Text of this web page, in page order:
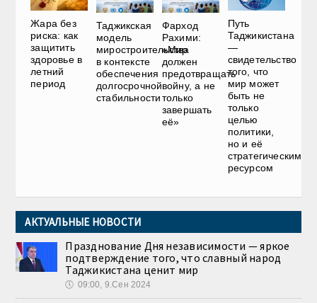
Жара без
риска: как
защитить
здоровье в
летний
период
Таджикская
модель
миростроительства
в контексте
обеспечения
долгосрочной
стабильности
Фарход
Рахими:
«Мир
должен
предотвращать
войну, а не
только
завершать
её»
Путь
Таджикистана
—
свидетельство
того, что
мир может
быть не
только
целью
политики,
но и её
стратегическим
ресурсом
АКТУАЛЬНЫЕ НОВОСТИ
Празднование Дня независимости — яркое
подтверждение того, что славный народ
Таджикистана ценит мир
🕔 09:00, 9.Сен 2024